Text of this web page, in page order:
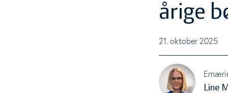
årige
21. oktober 2025
Line